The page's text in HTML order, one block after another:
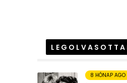
8 HÓNAP AGO